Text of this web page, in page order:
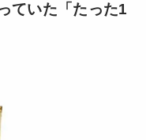
ていた「たった1